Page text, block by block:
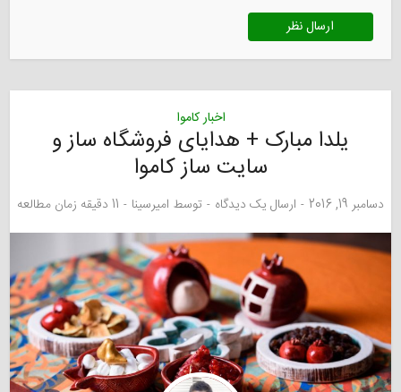
اخبار کاموا
یلدا مبارک + هدایای فروشگاه ساز و
سایت ساز کاموا
دسامبر 19, 2016 ارسال یک دیدگاه توسط امیرسینا 11 دقیقه زمان مطالعه